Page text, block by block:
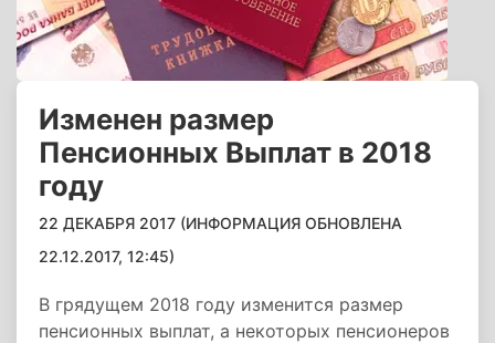
Изменен размер
Пенсионных Выплат в 2018
году
22 ДЕКАБРЯ 2017 (ИНФОРМАЦИЯ ОБНОВЛЕНА
22.12.2017, 12:45)
В грядущем 2018 году изменится размер
пенсионных выплат, а некоторых пенсионеров